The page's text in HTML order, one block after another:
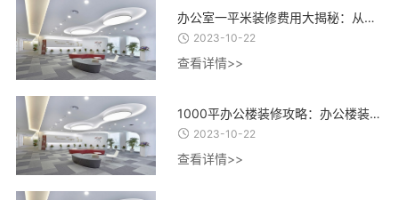
办公室一平米装修费用大揭秘：从设计到材料，了解每一项费用的合理估算
2023-10-22
查看详情>>
1000平办公楼装修攻略：办公楼装修设计、材料选择与施工流程全指南
2023-10-22
查看详情>>